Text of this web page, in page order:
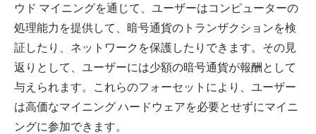
ウド マイニングを通じて、ユーザーはコンピューターの
処理能力を提供して、暗号通貨のトランザクションを検
証したり、ネットワークを保護したりできます。その見
返りとして、ユーザーには少額の暗号通貨が報酬として
与えられます。これらのフォーセットにより、ユーザー
は高価なマイニング ハードウェアを必要とせずにマイニ
ングに参加できます。